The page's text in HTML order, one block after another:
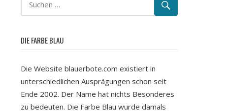
DIE FARBE BLAU
Die Website blauerbote.com existiert in
unterschiedlichen Ausprägungen schon seit
Ende 2002. Der Name hat nichts Besonderes
zu bedeuten. Die Farbe Blau wurde damals